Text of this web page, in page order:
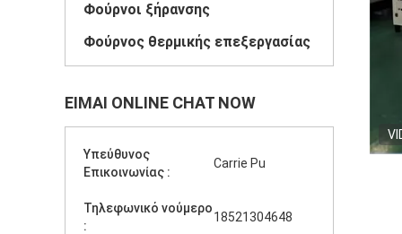
Φούρνοι ξήρανσης
Φούρνος θερμικής επεξεργασίας
ΕΊΜΑΙ ONLINE CHAT NOW
Υπεύθυνος
Επικοινωνίας :
Carrie Pu
Τηλεφωνικό νούμερο
:
18521304648